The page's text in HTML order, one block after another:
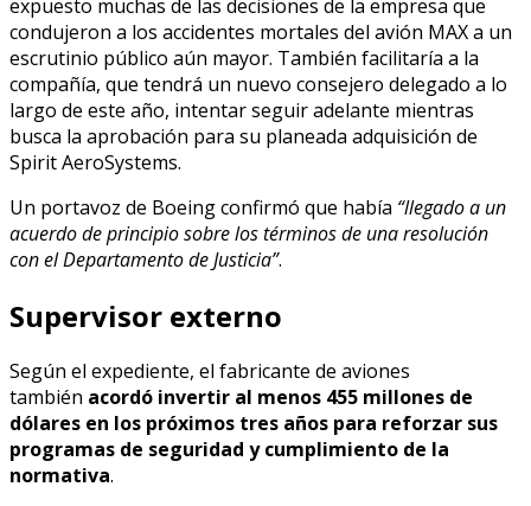
expuesto muchas de las decisiones de la empresa que
condujeron a los accidentes mortales del avión MAX a un
escrutinio público aún mayor. También facilitaría a la
compañía, que tendrá un nuevo consejero delegado a lo
largo de este año, intentar seguir adelante mientras
busca la aprobación para su planeada adquisición de
Spirit AeroSystems.
Un portavoz de Boeing confirmó que había “llegado a un
acuerdo de principio sobre los términos de una resolución
con el Departamento de Justicia”.
Supervisor externo
Según el expediente, el fabricante de aviones
también acordó invertir al menos 455 millones de
dólares en los próximos tres años para reforzar sus
programas de seguridad y cumplimiento de la
normativa.